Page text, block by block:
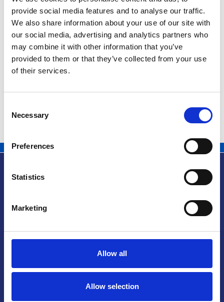
provide social media features and to analyse our traffic.
We also share information about your use of our site with
our social media, advertising and analytics partners who
may combine it with other information that you’ve
provided to them or that they’ve collected from your use
of their services.
Selection
Necessary
Preferences
Statistics
Marketing
Allow all
Allow selection
02
OTTOBRE
2025
Ora
19:00
Aggiungi al
calendario
Mariánské náměstí 159/4, 110 00 Praga 1 – Repubblica Ceca